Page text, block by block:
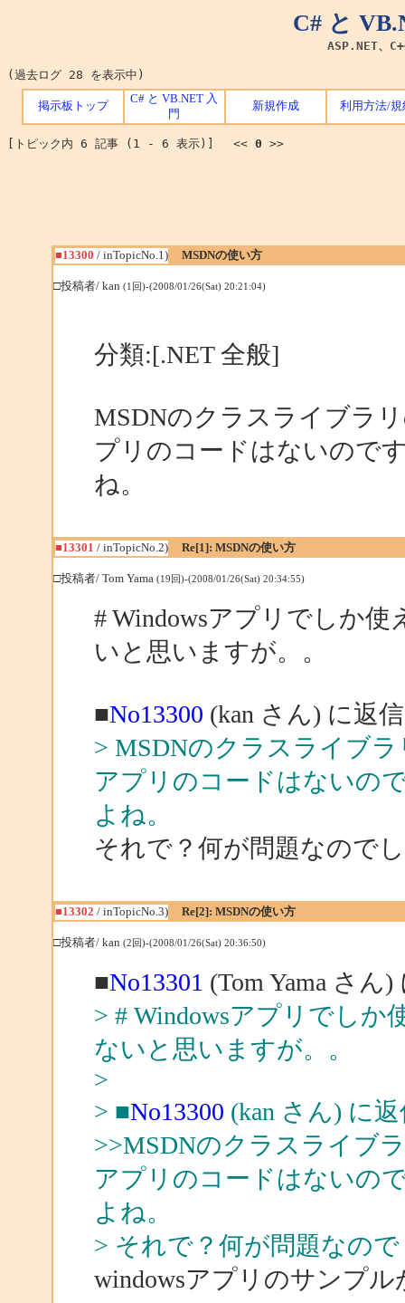
C# と
ASP.NET、
(過去ログ 28 を表示中)
掲示板トップ
C# と VB.NET 入
門
新規作成 利用方法/規
[トピック内 6 記事 (1 - 6 表示)] << 0 >>
■13300 / inTopicNo.1) MSDNの使い方
□投稿者/ kan (1回)-(2008/01/26(Sat) 20:21:04)
分類:[.NET 全般]
MSDNのクラスライブラ
プリのコードはないので
ね。
■13301 / inTopicNo.2) Re[1]: MSDNの使い方
□投稿者/ Tom Yama (19回)-(2008/01/26(Sat) 20:34:55)
# Windowsアプリでしか
いと思いますが。。
■No13300 (kan さん) に返信
> MSDNのクラスライブ
アプリのコードはないの
よね。
それで？何が問題なので
■13302 / inTopicNo.3) Re[2]: MSDNの使い方
□投稿者/ kan (2回)-(2008/01/26(Sat) 20:36:50)
■No13301 (Tom Yama さん)
> # Windowsアプリでし
ないと思いますが。。
>
> ■No13300 (kan さん) に
>>MSDNのクラスライブ
アプリのコードはないの
よね。
> それで？何が問題なの
windowsアプリのサンプ